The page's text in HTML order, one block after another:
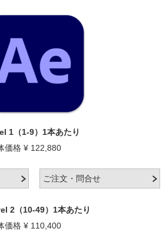
1（1-9）1本あたり
価格 ¥ 122,880
2（10-49）1本あたり
価格 ¥ 110,400